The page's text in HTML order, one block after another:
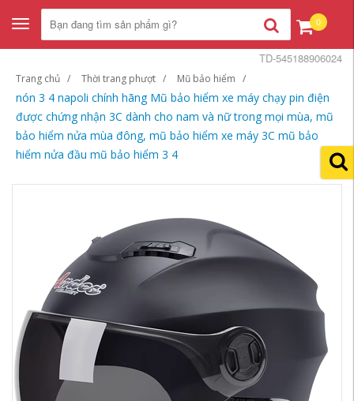
Toggle
navigation
0
Trang chủ Thời trang phượt Mũ bảo hiểm
nón 3 4 napoli chính hãng Mũ bảo hiểm xe máy chạy pin điện
được chứng nhận 3C dành cho nam và nữ trong mọi mùa, mũ
bảo hiểm nửa mùa đông, mũ bảo hiểm xe máy 3C mũ bảo
hiểm nửa đầu mũ bảo hiểm 3 4
TD-545188906024